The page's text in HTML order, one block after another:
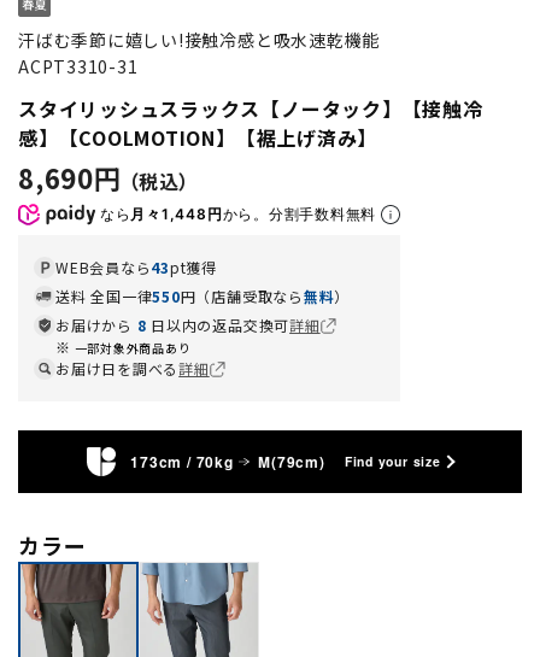
汗ばむ季節に嬉しい!接触冷感と吸水速乾機能
ACPT3310-31
スタイリッシュスラックス【ノータック】【接触冷
感】【COOLMOTION】【裾上げ済み】
8,690円
なら 月々1,448円から。分割手数料無料
WEB会員なら43pt獲得
送料 全国一律550円（店舗受取なら無料）
お届けから 8 日以内の返品交換可詳細
一部対象外商品あり
お届け日を調べる詳細
173cm / 70kg M(79cm) Find your size
カラー